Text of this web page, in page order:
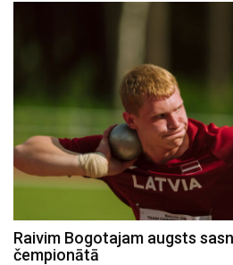
Raivim Bogotajam augsts
čempionātā